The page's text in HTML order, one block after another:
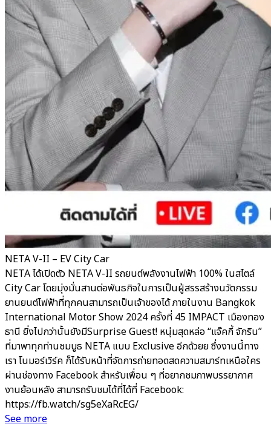
NETA V-II – EV City Car
NETA ได้เปิดตัว NETA V-II รถยนต์พลังงานไฟฟ้า 100% ในสไตล์
City Car โดยมุ่งมั่นสานต่อพันธกิจในการเป็นผู้สรรสร้างนวัตกรรม
ยานยนต์ไฟฟ้าที่ทุกคนสามารถเป็นเจ้าของได้ ภายในงาน Bangkok
International Motor Show 2024 ครั้งที่ 45 IMPACT เมืองทอง
ธานี ยิ่งไปกว่านั้นยังมีSurprise Guest! หนุ่มสุดหล่อ “แจ๊คกี้ จักริน”
ที่มาพาทุกท่านชมบูธ NETA แบบ Exclusive อีกด้วยย ซึ่งงานนี้ทาง
เรา โนมอร์เวิร์ค ก็ได้รับหน้าที่จัดการถ่ายทอดสดความสมาร์ทเหนือใคร
ผ่านช่องทาง Facebook สำหรับเพื่อน ๆ ที่อยากชมภาพบรรยากาศ
งานย้อนหลัง สามารถรับชมได้ที่ได้ที่ Facebook:
https://fb.watch/sg5eXaRcEG/
See more